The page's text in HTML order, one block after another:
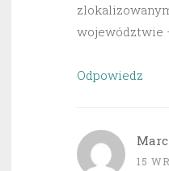
województwie
Odpowiedz
15